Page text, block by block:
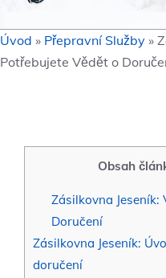
Úvod » Přepravní Služby »
Potřebujete Vědět o
Obsah
Zásilkovna Jeseník:
Doručení
Zásilkovna Jeseník:
doručení